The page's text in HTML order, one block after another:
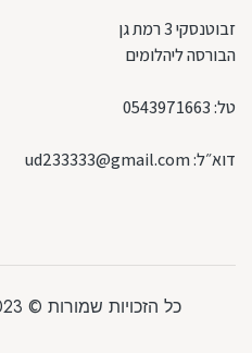
זבוטנסקי 3 רמת גן
הבורסה ליהלומים
טל:0543971663
דוא״ל:ud233333@gmail.com
כל הזכויות שמורות © 2023 AVIDAN JEWELRY